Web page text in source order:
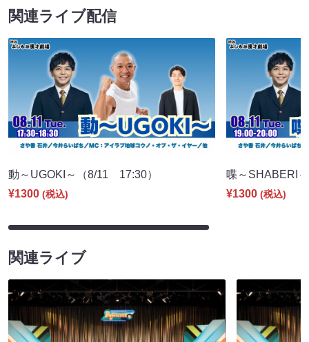
関連ライブ配信
動～UGOKI～（8/11 17:30）
¥1300 (税込)
喋～SHABERI
¥1300 (税込)
関連ライブ